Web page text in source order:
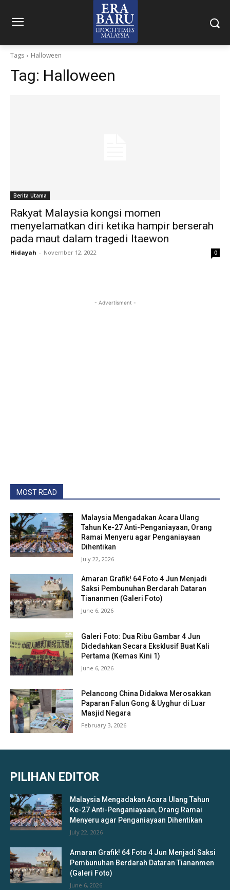
Tags Halloween
Tag: Halloween
Berita Utama
Rakyat Malaysia kongsi momen
menyelamatkan diri ketika hampir berserah
pada maut dalam tragedi Itaewon
Hidayah - November 12, 2022 0
- Advertisment -
MOST READ
Malaysia Mengadakan Acara Ulang
Tahun Ke-27 Anti-Penganiayaan, Orang
Ramai Menyeru agar Penganiayaan
Dihentikan
July 22, 2026
Amaran Grafik! 64 Foto 4 Jun Menjadi
Saksi Pembunuhan Berdarah Dataran
Tiananmen (Galeri Foto)
June 6, 2026
Galeri Foto: Dua Ribu Gambar 4 Jun
Didedahkan Secara Eksklusif Buat Kali
Pertama (Kemas Kini 1)
June 6, 2026
Pelancong China Didakwa Merosakkan
Paparan Falun Gong & Uyghur di Luar
Masjid Negara
February 3, 2026
PILIHAN EDITOR
Malaysia Mengadakan Acara Ulang Tahun
Ke-27 Anti-Penganiayaan, Orang Ramai
Menyeru agar Penganiayaan Dihentikan
July 22, 2026
Amaran Grafik! 64 Foto 4 Jun Menjadi Saksi
Pembunuhan Berdarah Dataran Tiananmen
(Galeri Foto)
June 6, 2026